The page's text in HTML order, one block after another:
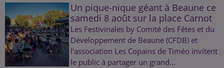
Un pique-nique géant à Beaune ce
samedi 8 août sur la place Carnot
Les Festivinales by Comité des Fêtes et du
Développement de Beaune (CFDB) et
l'association Les Copains de Timéo invitent
le public à partager un grand...